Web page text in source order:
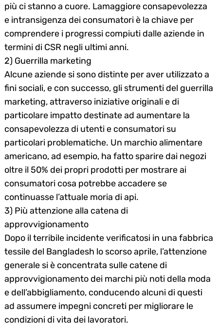
più ci stanno a cuore. Lamaggiore consapevolezza
e intransigenza dei consumatori è la chiave per
comprendere i progressi compiuti dalle aziende in
termini di CSR negli ultimi anni.
2) Guerrilla marketing
Alcune aziende si sono distinte per aver utilizzato a
fini sociali, e con successo, gli strumenti del guerrilla
marketing, attraverso iniziative originali e di
particolare impatto destinate ad aumentare la
consapevolezza di utenti e consumatori su
particolari problematiche. Un marchio alimentare
americano, ad esempio, ha fatto sparire dai negozi
oltre il 50% dei propri prodotti per mostrare ai
consumatori cosa potrebbe accadere se
continuasse l’attuale moria di api.
3) Più attenzione alla catena di
approvvigionamento
Dopo il terribile incidente verificatosi in una fabbrica
tessile del Bangladesh lo scorso aprile, l’attenzione
generale si è concentrata sulle catene di
approvvigionamento dei marchi più noti della moda
e dell’abbigliamento, conducendo alcuni di questi
ad assumere impegni concreti per migliorare le
condizioni di vita dei lavoratori.